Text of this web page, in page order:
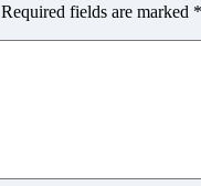
Required fields are marked *